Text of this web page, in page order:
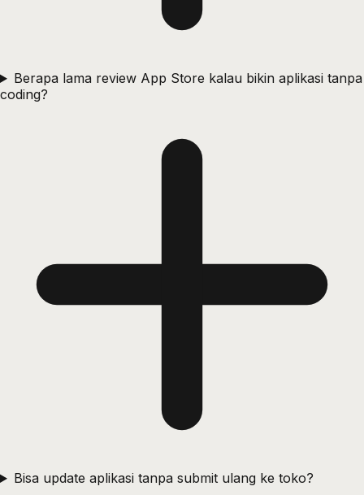
Berapa lama review App Store kalau bikin aplikasi tanpa
coding?
Bisa update aplikasi tanpa submit ulang ke toko?